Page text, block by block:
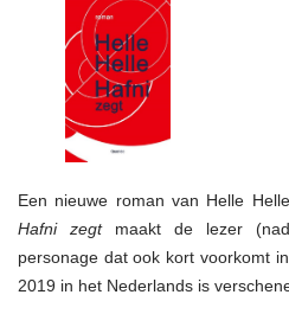
Een nieuwe roman van Helle
Hafni zegtmaakt de lezer
personage dat ook kort voorkomt
2019 in het Nederlands is